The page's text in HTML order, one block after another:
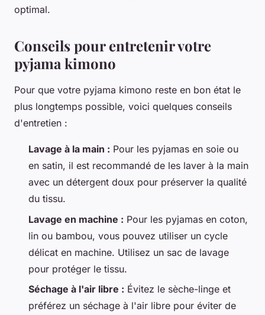
optimal.
Conseils pour entretenir votre
pyjama kimono
Pour que votre pyjama kimono reste en bon état le
plus longtemps possible, voici quelques conseils
d'entretien :
Lavage à la main : Pour les pyjamas en soie ou
en satin, il est recommandé de les laver à la main
avec un détergent doux pour préserver la qualité
du tissu.
Lavage en machine : Pour les pyjamas en coton,
lin ou bambou, vous pouvez utiliser un cycle
délicat en machine. Utilisez un sac de lavage
pour protéger le tissu.
Séchage à l'air libre : Évitez le sèche-linge et
préférez un séchage à l'air libre pour éviter de